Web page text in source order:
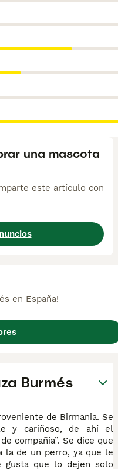
una mascota
este artículo con
en España!
Burmés
de Birmania. Se
y cariñoso, de ahí el
compañía”. Se dice que
la de un perro, ya que le
gusta que lo dejen solo